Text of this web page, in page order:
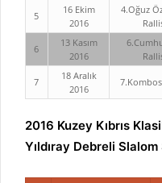
5
16 Ekim
2016
4.Oğuz
6
13 Kasım
2016
7
18 Aralık
2016
2016 Kuzey Kıbrıs
Yıldıray Debreli